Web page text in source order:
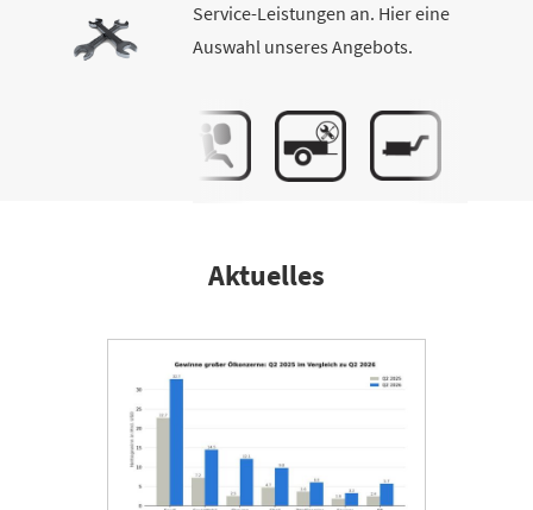
Service-Leistungen an. Hier eine
Auswahl unseres Angebots.
Aktuelles